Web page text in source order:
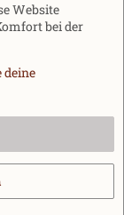
Ltd.
via s9e/MediaSites
Website
bei der